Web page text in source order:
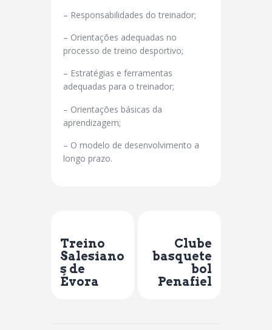
– Responsabilidades do treinador;
– Orientações adequadas no
processo de treino desportivo;
– Estratégias e ferramentas
adequadas para o treinador;
– Orientações básicas da
aprendizagem;
– O modelo de desenvolvimento a
longo prazo.
Treino
Salesiano
s de
Évora
Clube
basquete
bol
Penafiel